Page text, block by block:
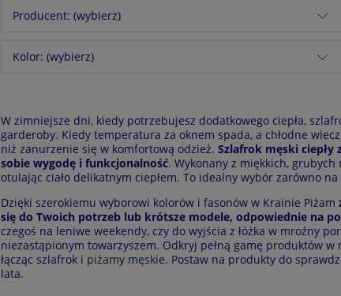
Producent: (wybierz)
Kolor: (wybierz)
W zimniejsze dni, kiedy potrzebujesz dodatkowego ciepła,
garderoby. Kiedy temperatura za oknem spada, a chłodne
niż zanurzenie się w komfortową odzież. Szlafrok męski ciepły
sobie wygodę i funkcjonalność. Wykonany z miękkich, grubych
otulając ciało delikatnym ciepłem. To idealny wybór zarówno
Dzięki szerokiemu wyborowi kolorów i fasonów w Krainie Piżam
się do Twoich potrzeb lub krótsze modele, odpowiednie na
czegoś na leniwe weekendy, czy do wyjścia z łóżka w mroźny
niezastąpionym towarzyszem. Odkryj pełną gamę produktów w
łącząc szlafrok i piżamy męskie. Postaw na produkty do
lata.